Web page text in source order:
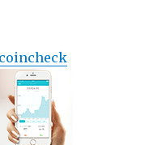
coincheck